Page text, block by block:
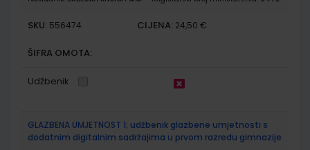
SKU: 556474 CIJENA: 24,50 €
ŠIFRA OMOTA:
Udžbenik
GLAZBENA UMJETNOST 1; udžbenik glazbene umjetnosti s
dodatnim digitalnim sadržajima u prvom razredu gimnazije